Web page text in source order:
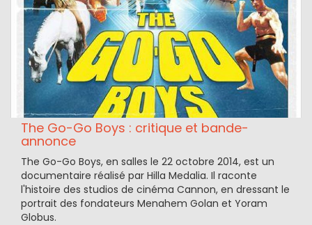
The Go-Go Boys : critique et bande-
annonce
The Go-Go Boys, en salles le 22 octobre 2014, est un
documentaire réalisé par Hilla Medalia. Il raconte
l'histoire des studios de cinéma Cannon, en dressant le
portrait des fondateurs Menahem Golan et Yoram
Globus.